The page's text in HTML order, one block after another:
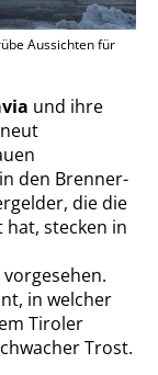
Aussichten für
und ihre
den Brenner-
die die
stecken in
in welcher
Tiroler
Trost.